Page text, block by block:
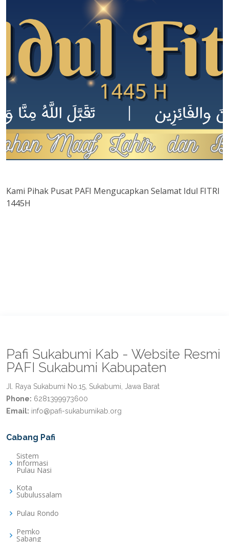
Kami Pihak Pusat PAFI Mengucapkan Selamat Idul FITRI
1445H
Pafi Sukabumi Kab - Website Resmi
PAFI Sukabumi Kabupaten
Jl. Raya Sukabumi No.15, Sukabumi, Jawa Barat
Phone: 6281399973600
Email: info@pafi-sukabumikab.org
Cabang Pafi
Sistem
Informasi
Pulau Nasi
Kota
Subulussalam
Pulau Rondo
Pemko
Sabang